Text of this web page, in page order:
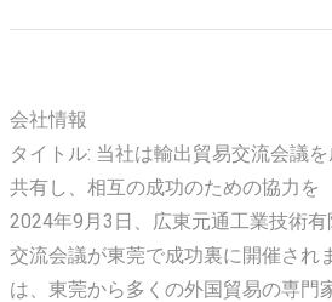
会社情報
タイトル: 当社は輸出貿易交流会議
共有し、相互の成功のための協力を
2024年9月3日、広東元通工業技術
交流会議が東莞で成功裏に開催され
は、東莞から多くの外国貿易の専門